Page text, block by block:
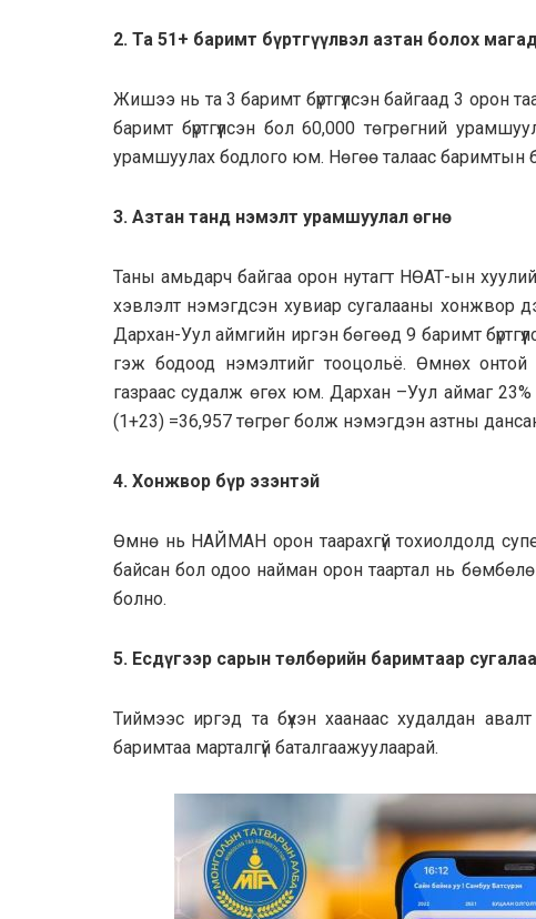
2. Та 51+ баримт бүртгүүлвэл азтан болох
Жишээ нь та 3 баримт бүртгүүлсэн байгаад 3 орон
баримт бүртгүүлсэн бол 60,000 төгрөгний
урамшуулах бодлого юм. Нөгөө талаас
3. Азтан танд нэмэлт урамшуулал өгнө
Таны амьдарч байгаа орон нутагт НӨАТ-ын
хэвлэлт нэмэгдсэн хувиар сугалааны
Дархан-Уул аймгийн иргэн бөгөөд 9 баримт
гэж бодоод нэмэлтийг тооцольё. Өмнөх онтой
газраас судалж өгөх юм. Дархан –Уул аймаг
(1+23) =36,957 төгрөг болж нэмэгдэн азтны
4. Хонжвор бүр эзэнтэй
Өмнө нь НАЙМАН орон таарахгүй тохиолдолд
байсан бол одоо найман орон таартал нь
болно.
5. Есдүгээр сарын төлбөрийн баримтаар
Тиймээс иргэд та бүхэн хаанаас худалдан
баримтаа марталгүй баталгаажуулаарай.